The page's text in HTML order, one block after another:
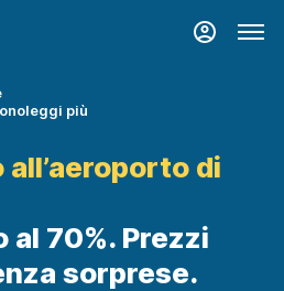
più
di
al 70%. Prezzi
sorprese.